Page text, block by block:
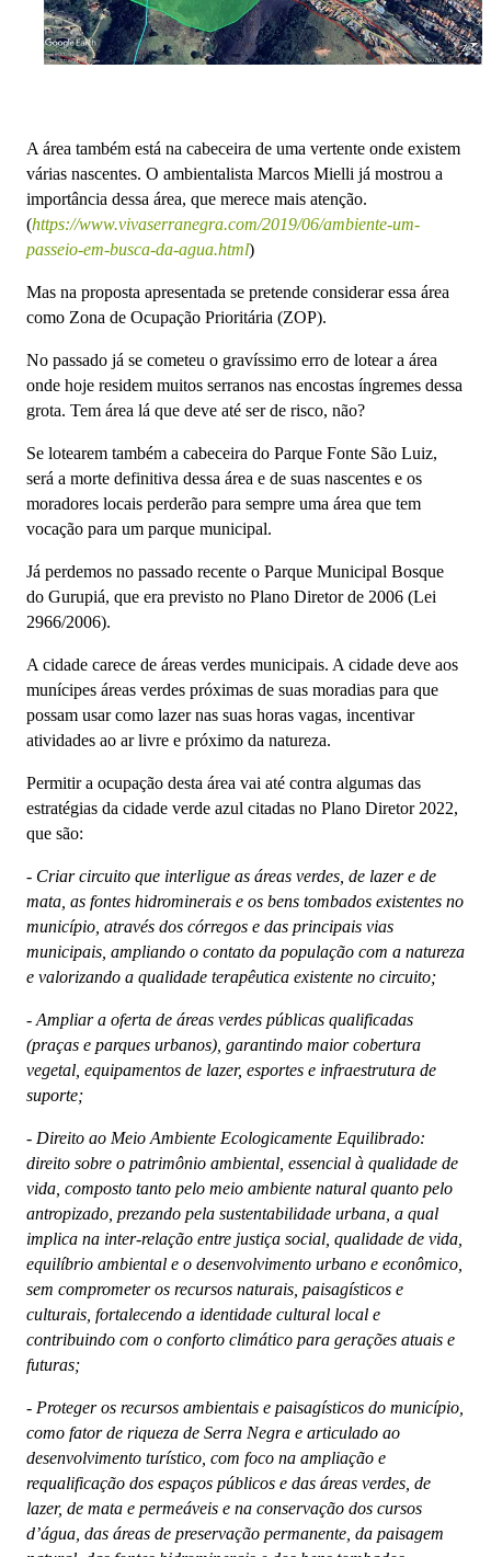
A área também está na cabeceira de uma vertente onde existem
várias nascentes. O ambientalista Marcos Mielli já mostrou a
importância dessa área, que merece mais atenção.
(https://www.vivaserranegra.com/2019/06/ambiente-um-
passeio-em-busca-da-agua.html)
Mas na proposta apresentada se pretende considerar essa área
como Zona de Ocupação Prioritária (ZOP).
No passado já se cometeu o gravíssimo erro de lotear a área
onde hoje residem muitos serranos nas encostas íngremes dessa
grota. Tem área lá que deve até ser de risco, não?
Se lotearem também a cabeceira do Parque Fonte São Luiz,
será a morte definitiva dessa área e de suas nascentes e os
moradores locais perderão para sempre uma área que tem
vocação para um parque municipal.
Já perdemos no passado recente o Parque Municipal Bosque
do Gurupiá, que era previsto no Plano Diretor de 2006 (Lei
2966/2006).
A cidade carece de áreas verdes municipais. A cidade deve aos
munícipes áreas verdes próximas de suas moradias para que
possam usar como lazer nas suas horas vagas, incentivar
atividades ao ar livre e próximo da natureza.
Permitir a ocupação desta área vai até contra algumas das
estratégias da cidade verde azul citadas no Plano Diretor 2022,
que são:
- Criar circuito que interligue as áreas verdes, de lazer e de
mata, as fontes hidrominerais e os bens tombados existentes no
município, através dos córregos e das principais vias
municipais, ampliando o contato da população com a natureza
e valorizando a qualidade terapêutica existente no circuito;
- Ampliar a oferta de áreas verdes públicas qualificadas
(praças e parques urbanos), garantindo maior cobertura
vegetal, equipamentos de lazer, esportes e infraestrutura de
suporte;
- Direito ao Meio Ambiente Ecologicamente Equilibrado:
direito sobre o patrimônio ambiental, essencial à qualidade de
vida, composto tanto pelo meio ambiente natural quanto pelo
antropizado, prezando pela sustentabilidade urbana, a qual
implica na inter-relação entre justiça social, qualidade de vida,
equilíbrio ambiental e o desenvolvimento urbano e econômico,
sem comprometer os recursos naturais, paisagísticos e
culturais, fortalecendo a identidade cultural local e
contribuindo com o conforto climático para gerações atuais e
futuras;
- Proteger os recursos ambientais e paisagísticos do município,
como fator de riqueza de Serra Negra e articulado ao
desenvolvimento turístico, com foco na ampliação e
requalificação dos espaços públicos e das áreas verdes, de
lazer, de mata e permeáveis e na conservação dos cursos
d’água, das áreas de preservação permanente, da paisagem